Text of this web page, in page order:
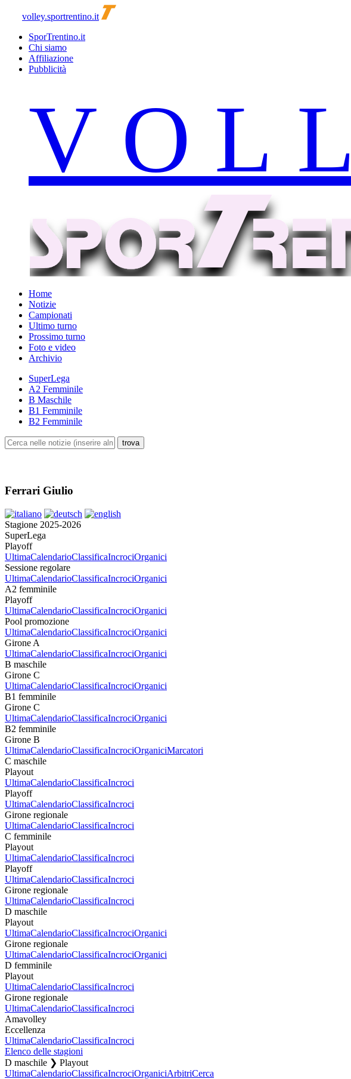
volley.sportrentino.it
SporTrentino.it
Chi siamo
Affiliazione
Pubblicità
Home
Notizie
Campionati
Ultimo turno
Prossimo turno
Foto e video
Archivio
SuperLega
A2 Femminile
B Maschile
B1 Femminile
B2 Femminile
Ferrari Giulio
Stagione 2025-2026
SuperLega
Playoff
UltimaCalendarioClassificaIncrociOrganici
Sessione regolare
UltimaCalendarioClassificaIncrociOrganici
A2 femminile
Playoff
UltimaCalendarioClassificaIncrociOrganici
Pool promozione
UltimaCalendarioClassificaIncrociOrganici
Girone A
UltimaCalendarioClassificaIncrociOrganici
B maschile
Girone C
UltimaCalendarioClassificaIncrociOrganici
B1 femminile
Girone C
UltimaCalendarioClassificaIncrociOrganici
B2 femminile
Girone B
UltimaCalendarioClassificaIncrociOrganiciMarcatori
C maschile
Playout
UltimaCalendarioClassificaIncroci
Playoff
UltimaCalendarioClassificaIncroci
Girone regionale
UltimaCalendarioClassificaIncroci
C femminile
Playout
UltimaCalendarioClassificaIncroci
Playoff
UltimaCalendarioClassificaIncroci
Girone regionale
UltimaCalendarioClassificaIncroci
D maschile
Playout
UltimaCalendarioClassificaIncrociOrganici
Girone regionale
UltimaCalendarioClassificaIncrociOrganici
D femminile
Playout
UltimaCalendarioClassificaIncroci
Girone regionale
UltimaCalendarioClassificaIncroci
Amavolley
Eccellenza
UltimaCalendarioClassificaIncroci
Elenco delle stagioni
D maschile ❯ Playout
UltimaCalendarioClassificaIncrociOrganiciArbitriCerca